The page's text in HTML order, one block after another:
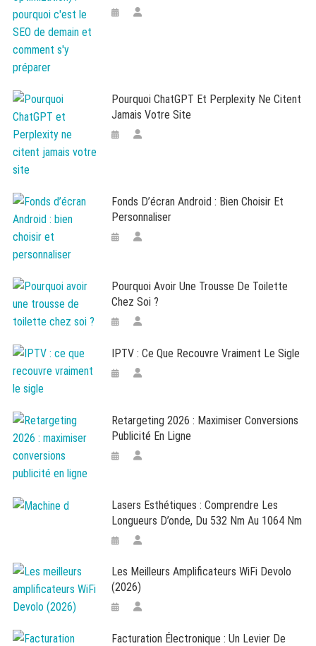
Pourquoi ChatGPT Et Perplexity Ne Citent
Jamais Votre Site
Fonds D’écran Android : Bien Choisir Et
Personnaliser
Pourquoi Avoir Une Trousse De Toilette
Chez Soi ?
IPTV : Ce Que Recouvre Vraiment Le Sigle
Retargeting 2026 : Maximiser Conversions
Publicité En Ligne
Lasers Esthétiques : Comprendre Les
Longueurs D’onde, Du 532 Nm Au 1064 Nm
Les Meilleurs Amplificateurs WiFi Devolo
(2026)
Facturation Électronique : Un Levier De